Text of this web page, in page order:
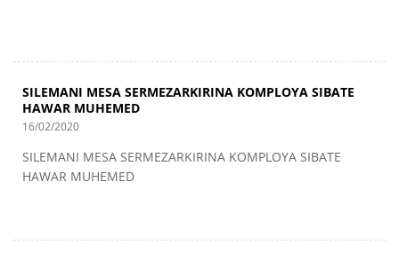
SILEMANI MESA SERMEZARKIRINA KOMPLOYA SIBATE
HAWAR MUHEMED
16/02/2020
SILEMANI MESA SERMEZARKIRINA KOMPLOYA SIBATE
HAWAR MUHEMED